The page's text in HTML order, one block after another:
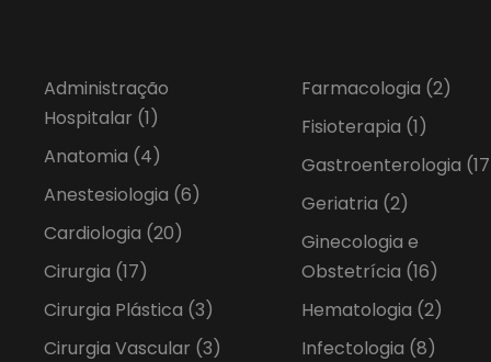
Administração
Hospitalar (1)
Anatomia (4)
Anestesiologia (6)
Cardiologia (20)
Cirurgia (17)
Cirurgia Plástica (3)
Cirurgia Vascular (3)
Farmacologia (2)
Fisioterapia (1)
Gastroenterologia
Geriatria (2)
Ginecologia e
Obstetrícia (16)
Hematologia (2)
Infectologia (8)